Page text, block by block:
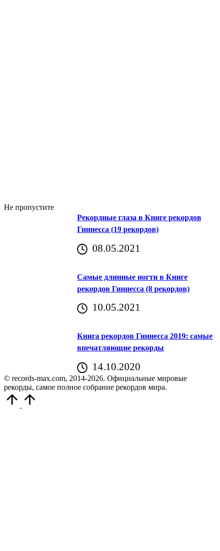
Не пропустите
Рекордные глаза в Книге рекордов
Гиннесса (19 рекордов)
08.05.2021
Самые длинные ногти в Книге
рекордов Гиннесса (8 рекордов)
10.05.2021
Книга рекордов Гиннесса 2019: самые
впечатляющие рекорды
14.10.2020
© records-max.com, 2014-2026. Официальные мировые
рекорды, самое полное собрание рекордов мира.